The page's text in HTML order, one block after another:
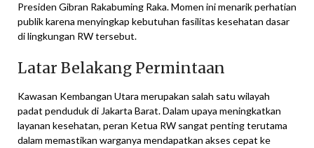
Presiden Gibran Rakabuming Raka. Momen ini menarik perhatian
publik karena menyingkap kebutuhan fasilitas kesehatan dasar
di lingkungan RW tersebut.
Latar Belakang Permintaan
Kawasan Kembangan Utara merupakan salah satu wilayah
padat penduduk di Jakarta Barat. Dalam upaya meningkatkan
layanan kesehatan, peran Ketua RW sangat penting terutama
dalam memastikan warganya mendapatkan akses cepat ke